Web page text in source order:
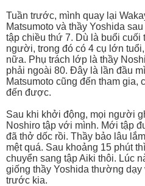
Tuần trước, mình quay lại
Matsumoto và thầy Yoshida
tập chiều thứ 7. Dù là buổi cuối
người, trong đó có 4 cụ lớn
nữa. Phụ trách lớp là thầy
phải ngoài 80. Đây là lần đầu
Matsumoto cũng đến tham gia,
đến được.
Sau khi khởi động, mọi người
Noshiro tập với mình. Mới tập
đã thở dốc rồi. Thầy bảo lâu
mệt quá. Sau khoảng 15 phút
chuyển sang tập Aiki thôi. Lúc
giống thầy Yoshida thường
trước kia.